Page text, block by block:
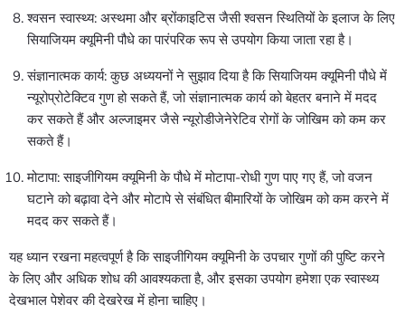
श्वसन स्वास्थ्य: अस्थमा और ब्रोंकाइटिस जैसी श्वसन स्थितियों के इलाज के लिए
सियाजियम क्यूमिनी पौधे का पारंपरिक रूप से उपयोग किया जाता रहा है।
संज्ञानात्मक कार्य: कुछ अध्ययनों ने सुझाव दिया है कि सियाजियम क्यूमिनी पौधे में
न्यूरोप्रोटेक्टिव गुण हो सकते हैं, जो संज्ञानात्मक कार्य को बेहतर बनाने में मदद
कर सकते हैं और अल्जाइमर जैसे न्यूरोडीजेनेरेटिव रोगों के जोखिम को कम कर
सकते हैं।
मोटापा: साइजीगियम क्यूमिनी के पौधे में मोटापा-रोधी गुण पाए गए हैं, जो वजन
घटाने को बढ़ावा देने और मोटापे से संबंधित बीमारियों के जोखिम को कम करने में
मदद कर सकते हैं।
यह ध्यान रखना महत्वपूर्ण है कि साइजीगियम क्यूमिनी के उपचार गुणों की पुष्टि करने
के लिए और अधिक शोध की आवश्यकता है, और इसका उपयोग हमेशा एक स्वास्थ्य
देखभाल पेशेवर की देखरेख में होना चाहिए।